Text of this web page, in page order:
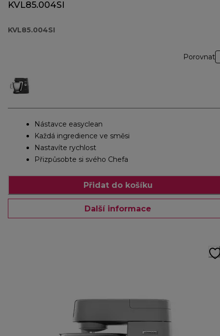
KVL85.004SI
KVL85.004SI
Porovnat
Nástavce easyclean
Každá ingredience ve směsi
Nastavíte rychlost
Přizpůsobte si svého Chefa
Přidat do košíku
Další informace